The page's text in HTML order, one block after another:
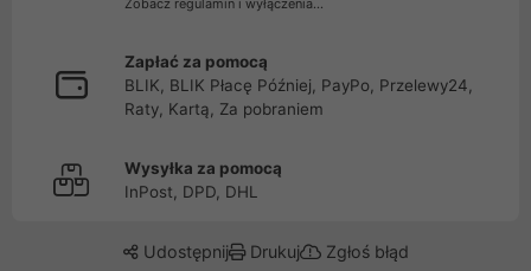
Zobacz regulamin i wyłączenia...
Zapłać za pomocą
BLIK, BLIK Płacę Później, PayPo, Przelewy24,
Raty, Kartą, Za pobraniem
Wysyłka za pomocą
InPost, DPD, DHL
Udostępnij Drukuj Zgłoś błąd